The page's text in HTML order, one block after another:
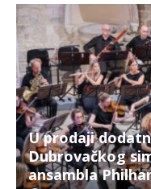
U prodaji
Dubrovačkog
ansambla